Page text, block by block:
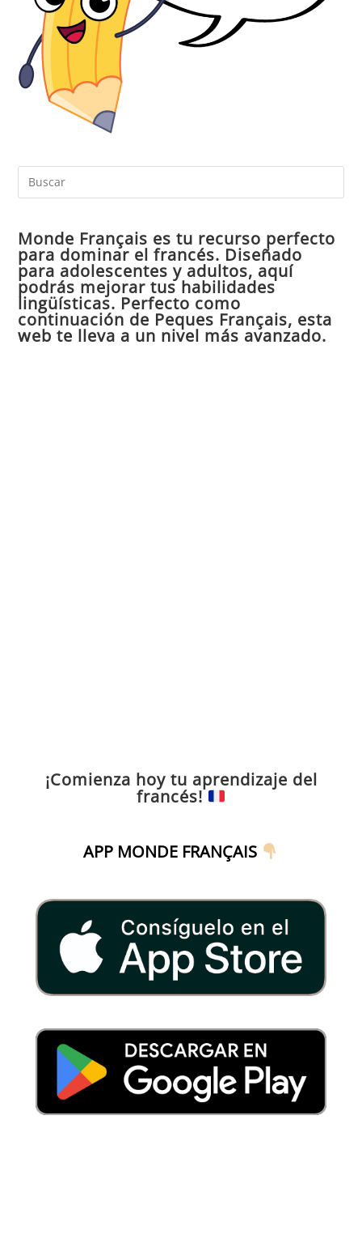
Monde Français es tu recurso perfecto
para dominar el francés. Diseñado
para adolescentes y adultos, aquí
podrás mejorar tus habilidades
lingüísticas. Perfecto como
continuación de Peques Français, esta
web te lleva a un nivel más avanzado.
¡Comienza hoy tu aprendizaje del
francés!
APP MONDE FRANÇAIS